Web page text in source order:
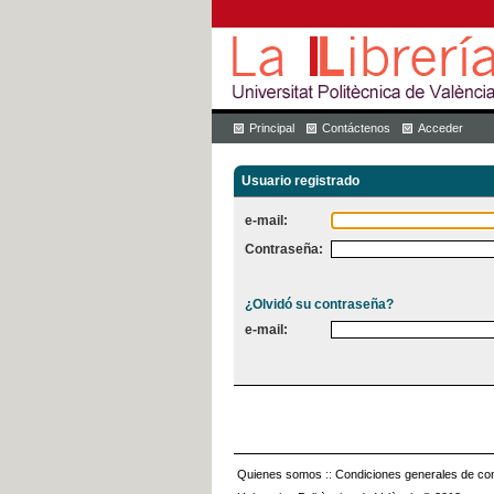
Principal Contáctenos Acceder
Usuario registrado
e-mail:
Contraseña:
¿Olvidó su contraseña?
e-mail:
Quienes somos :: Condiciones generales de